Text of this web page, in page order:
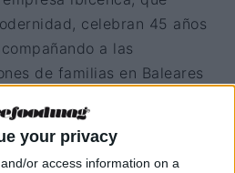
your privacy
or access information on a
celebran 45 años
a las
de familias en Baleares
de experiencia, Frutos
por marcas tan reconocidas
su amplia gama de